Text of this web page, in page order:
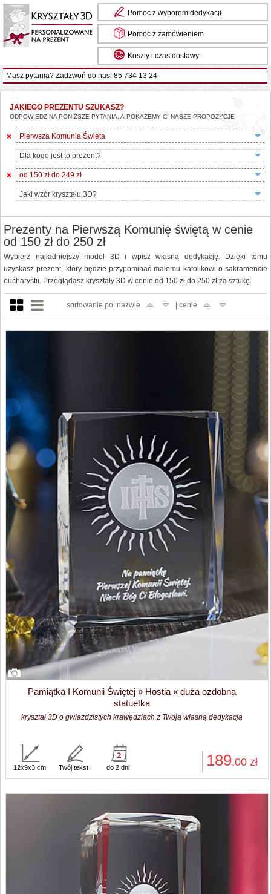
Pomoc z wyborem dedykacji
Pomoc z zamówieniem
Koszty i czas dostawy
Masz pytania? Zadzwoń do nas: 85 734 13 24
JAKIEGO PREZENTU SZUKASZ?
ODPOWIEDZ NA PONIŻSZE PYTANIA, A POKAŻEMY CI NASZE PROPOZYCJE
Pierwsza Komunia Święta
Dla kogo jest to prezent?
od 150 zł do 249 zł
Jaki wzór kryształu 3D?
Prezenty na Pierwszą Komunię świętą w cenie
od 150 zł do 250 zł
Wybierz najładniejszy model 3D i wpisz własną dedykację. Dzięki temu
uzyskasz prezent, który będzie przypominać małemu katolikowi o sakramencie
eucharystii. Przeglądasz kryształy 3D w cenie od 150 zł do 250 zł za sztukę.
sortowanie po: nazwie | cenie
Pamiątka I Komunii Świętej » Hostia « duża ozdobna
statuetka
kryształ 3D o gwiaździstych krawędziach z Twoją własną dedykacją
189,00 zł
12x9x3 cm Twój tekst do 2 dni